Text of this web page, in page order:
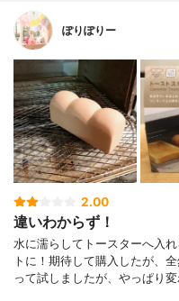
ぽりぽりー
2.00
違いわからず！
水に濡らしてトースターへ入
トに！期待して購入したが、
って試しましたが、やっぱり